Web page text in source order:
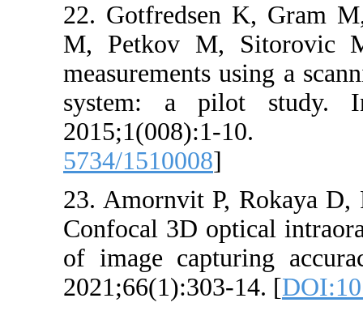
22. Gotfredsen
M, Petkov M,
measurements
system: a
5734/1510008
23. Amornvit P,
Confocal 3D
of image
2021;66(1):303-